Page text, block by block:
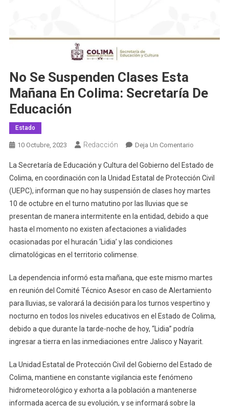
No Se Suspenden Clases Esta
Mañana En Colima: Secretaría De
Educación
Estado
10 Octubre, 2023 Redacción Deja Un ComentarioEn
Se
Suspenden
Clases
Mañana
Educación
La Secretaría de Educación y Cultura del Gobierno del Estado de
Colima, en coordinación con la Unidad Estatal de Protección Civil
(UEPC), informan que no hay suspensión de clases hoy martes
10 de octubre en el turno matutino por las lluvias que se
presentan de manera intermitente en la entidad, debido a que
hasta el momento no existen afectaciones a vialidades
ocasionadas por el huracán ‘Lidia’ y las condiciones
climatológicas en el territorio colimense.
La dependencia informó esta mañana, que este mismo martes
en reunión del Comité Técnico Asesor en caso de Alertamiento
para lluvias, se valorará la decisión para los turnos vespertino y
nocturno en todos los niveles educativos en el Estado de Colima,
debido a que durante la tarde-noche de hoy, “Lidia” podría
ingresar a tierra en las inmediaciones entre Jalisco y Nayarit.
La Unidad Estatal de Protección Civil del Gobierno del Estado de
Colima, mantiene en constante vigilancia este fenómeno
hidrometeorológico y exhorta a la población a mantenerse
informada acerca de su evolución, y se informará sobre la